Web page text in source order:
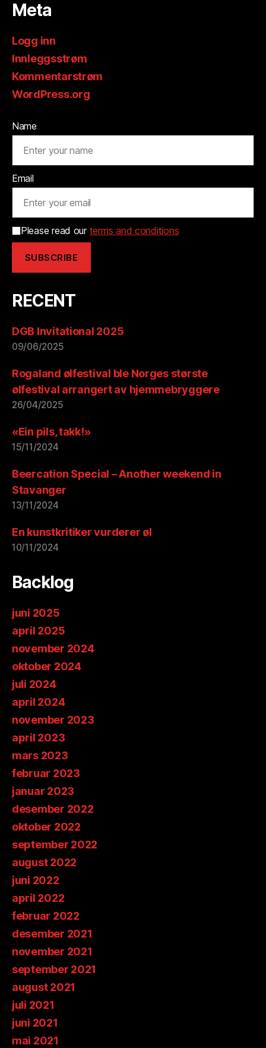
Meta
Logg inn
Innleggsstrøm
Kommentarstrøm
WordPress.org
Name
Email
Please read our terms and conditions
RECENT
DGB Invitational 2025
09/06/2025
Rogaland ølfestival ble Norges største
ølfestival arrangert av hjemmebryggere
26/04/2025
«Ein pils, takk!»
15/11/2024
Beercation Special – Another weekend in
Stavanger
13/11/2024
En kunstkritiker vurderer øl
10/11/2024
Backlog
juni 2025
april 2025
november 2024
oktober 2024
juli 2024
april 2024
november 2023
april 2023
mars 2023
februar 2023
januar 2023
desember 2022
oktober 2022
september 2022
august 2022
juni 2022
april 2022
februar 2022
desember 2021
november 2021
september 2021
august 2021
juli 2021
juni 2021
mai 2021